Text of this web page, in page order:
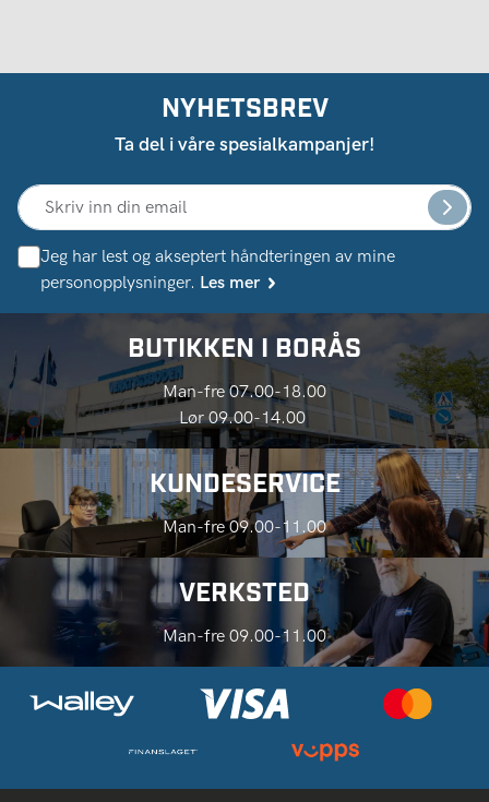
NYHETSBREV
Ta del i våre spesialkampanjer!
Jeg har lest og akseptert håndteringen av mine
personopplysninger. Les mer
BUTIKKEN I BORÅS
Man-fre 07.00-18.00
Lør 09.00-14.00
KUNDESERVICE
Man-fre 09.00-11.00
VERKSTED
Man-fre 09.00-11.00